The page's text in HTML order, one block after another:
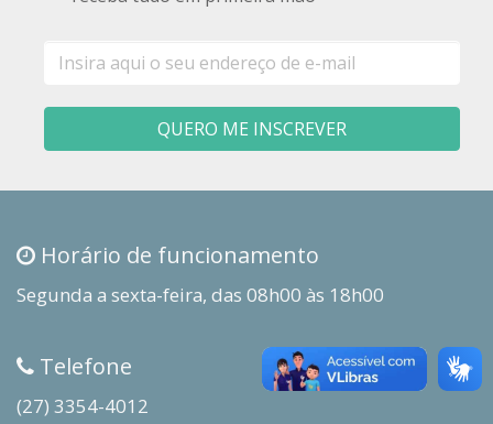
mail
QUERO ME INSCREVER
Horário de funcionamento
Segunda a sexta-feira, das 08h00 às 18h00
Telefone
(27) 3354-4012